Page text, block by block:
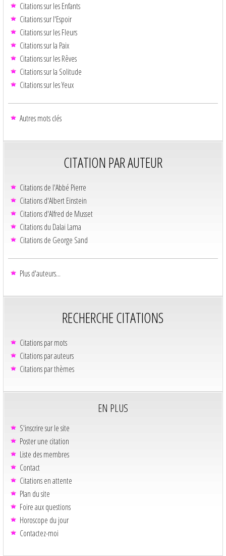
Citations sur les Enfants
Citations sur l'Espoir
Citations sur les Fleurs
Citations sur la Paix
Citations sur les Rêves
Citations sur la Solitude
Citations sur les Yeux
Autres mots clés
CITATION PAR AUTEUR
Citations de l'Abbé Pierre
Citations d'Albert Einstein
Citations d'Alfred de Musset
Citations du Dalaï Lama
Citations de George Sand
Plus d'auteurs...
RECHERCHE CITATIONS
Citations par mots
Citations par auteurs
Citations par thèmes
EN PLUS
S'inscrire sur le site
Poster une citation
Liste des membres
Contact
Citations en attente
Plan du site
Foire aux questions
Horoscope du jour
Contactez-moi